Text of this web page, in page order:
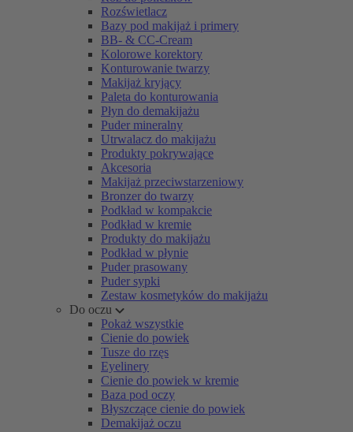
Rozświetlacz
Bazy pod makijaż i primery
BB- & CC-Cream
Kolorowe korektory
Konturowanie twarzy
Makijaż kryjący
Paleta do konturowania
Płyn do demakijażu
Puder mineralny
Utrwalacz do makijażu
Produkty pokrywające
Akcesoria
Makijaż przeciwstarzeniowy
Bronzer do twarzy
Podkład w kompakcie
Podkład w kremie
Produkty do makijażu
Podkład w płynie
Puder prasowany
Puder sypki
Zestaw kosmetyków do makijażu
Do oczu
Pokaż wszystkie
Cienie do powiek
Tusze do rzęs
Eyelinery
Cienie do powiek w kremie
Baza pod oczy
Błyszczące cienie do powiek
Demakijaż oczu